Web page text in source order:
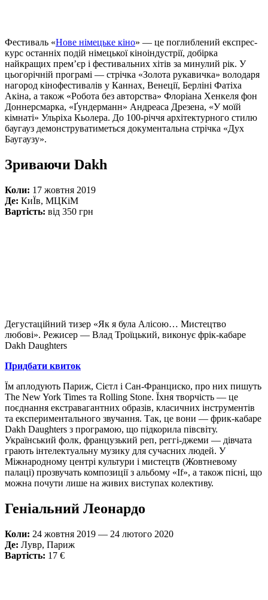
Фестиваль «Нове німецьке кіно» — це поглиблений експрес-
курс останніх подій німецької кіноіндустрії, добірка
найкращих прем’єр і фестивальних хітів за минулий рік. У
цьогорічній програмі — стрічка «Золота рукавичка» володаря
нагород кінофестивалів у Каннах, Венеції, Берліні Фатіха
Акіна, а також «Робота без авторства» Флоріана Хенкеля фон
Доннерсмарка, «Ґундерманн» Андреаса Дрезена, «У моїй
кімнаті» Ульріха Кьолера. До 100-річчя архітектурного стилю
баугауз демонструватиметься документальна стрічка «Дух
Баугаузу».
Зриваючи Dakh
Коли: 17 жовтня 2019
Де: КиÏв, МЦКіМ
Вартість: від 350 грн
Дегустаційний тизер «Як я була Алісою… Мистецтво
любові». Режисер — Влад Троїцький, виконує фрік-кабаре
Dakh Daughters
Придбати квиток
Їм аплодують Париж, Сієтл і Сан-Франциско, про них пишуть
The New York Times та Rolling Stone. Їхня творчість — це
поєднання екстравагантних образів, класичних інструментів
та експериментального звучання. Так, це вони — фрик-кабаре
Dakh Daughters з програмою, що підкорила півсвіту.
Український фолк, французький реп, реггі-джеми — дівчата
грають інтелектуальну музику для сучасних людей. У
Міжнародному центрі культури і мистецтв (Жовтневому
палаці) прозвучать композиції з альбому «If», а також пісні, що
можна почути лише на живих виступах колективу.
Геніальний Леонардо
Коли: 24 жовтня 2019 — 24 лютого 2020
Де: Лувр, Париж
Вартість: 17 €